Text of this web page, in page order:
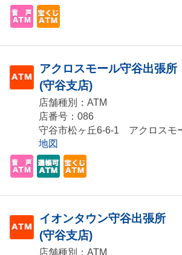
アクロスモール守谷出張所
(守谷支店)
店舗種別：ATM
店番号：086
守谷市松ヶ丘6-6-1 アクロスモ
地図
イオンタウン守谷出張所
(守谷支店)
店舗種別：ATM